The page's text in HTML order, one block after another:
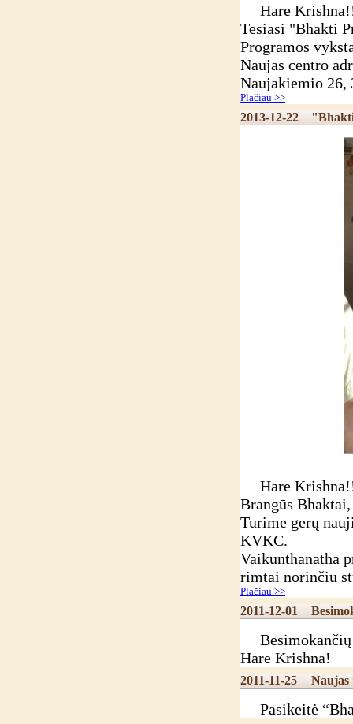
Hare
Tesiasi "Bhakti
Programos
Naujas centro
Naujakiemio 26,
Plačiau >>
2013-12-22
Hare
Brangūs Bhaktai,
Turime gerų
KVKC.
Vaikunthanatha
rimtai norinčiu
Plačiau >>
2011-12-01
Besimokančių
Hare Krishna!
2011-11-25 Naujas
Pasikeitė